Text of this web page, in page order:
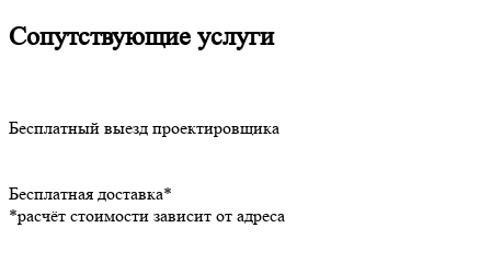
Сопутствующие услуги
Бесплатный выезд проектировщика
Бесплатная доставка*
*расчёт стоимости зависит от адреса